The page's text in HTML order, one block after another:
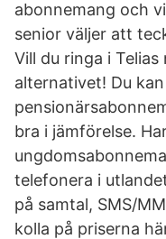
abonnemang och
senior väljer att
Vill du ringa i
alternativet! Du
bra i jämförelse.
telefonera i
på samtal, SMS/
kolla på priserna